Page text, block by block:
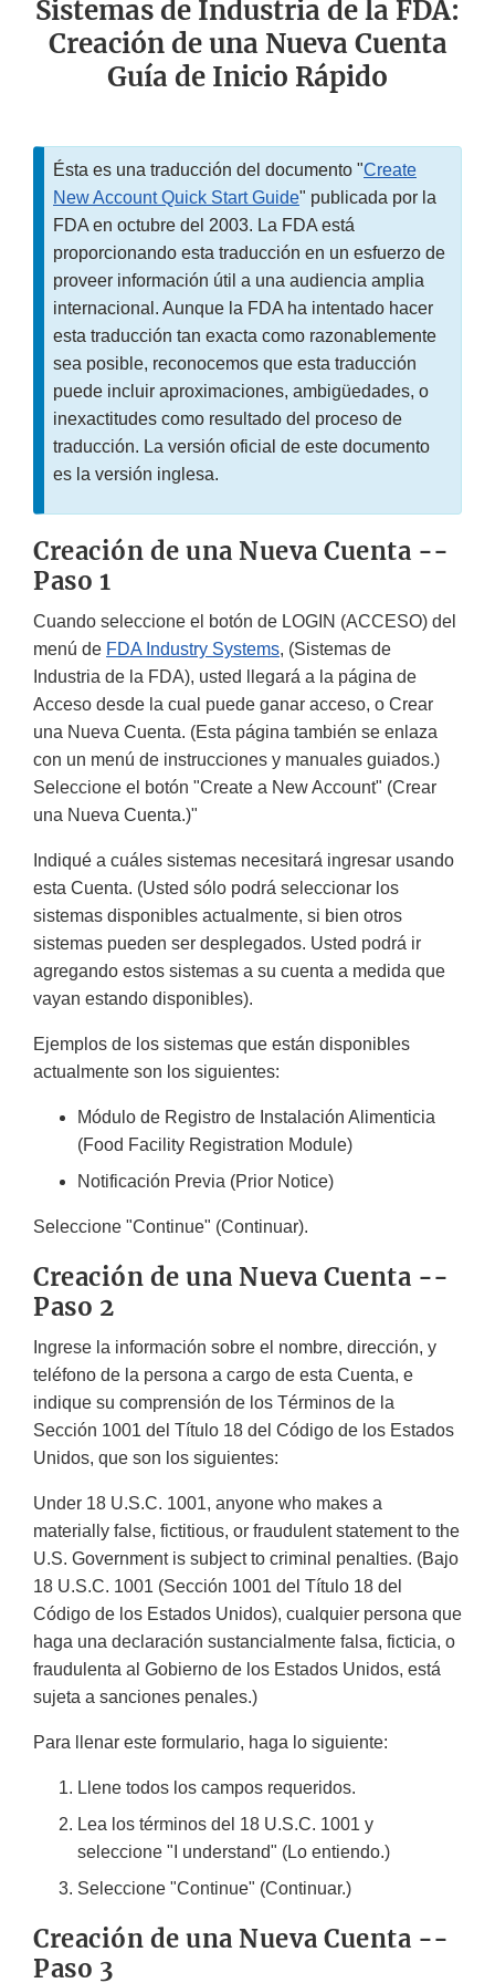
Sistemas de Industria de la FDA:
Creación de una Nueva Cuenta
Guía de Inicio Rápido
Ésta es una traducción del documento "Create
New Account Quick Start Guide" publicada por la
FDA en octubre del 2003. La FDA está
proporcionando esta traducción en un esfuerzo de
proveer información útil a una audiencia amplia
internacional. Aunque la FDA ha intentado hacer
esta traducción tan exacta como razonablemente
sea posible, reconocemos que esta traducción
puede incluir aproximaciones, ambigüedades, o
inexactitudes como resultado del proceso de
traducción. La versión oficial de este documento
es la versión inglesa.
Creación de una Nueva Cuenta --
Paso 1
Cuando seleccione el botón de LOGIN (ACCESO) del
menú de FDA Industry Systems, (Sistemas de
Industria de la FDA), usted llegará a la página de
Acceso desde la cual puede ganar acceso, o Crear
una Nueva Cuenta. (Esta página también se enlaza
con un menú de instrucciones y manuales guiados.)
Seleccione el botón "Create a New Account" (Crear
una Nueva Cuenta.)"
Indiqué a cuáles sistemas necesitará ingresar usando
esta Cuenta. (Usted sólo podrá seleccionar los
sistemas disponibles actualmente, si bien otros
sistemas pueden ser desplegados. Usted podrá ir
agregando estos sistemas a su cuenta a medida que
vayan estando disponibles).
Ejemplos de los sistemas que están disponibles
actualmente son los siguientes:
Módulo de Registro de Instalación Alimenticia
(Food Facility Registration Module)
Notificación Previa (Prior Notice)
Seleccione "Continue" (Continuar).
Creación de una Nueva Cuenta --
Paso 2
Ingrese la información sobre el nombre, dirección, y
teléfono de la persona a cargo de esta Cuenta, e
indique su comprensión de los Términos de la
Sección 1001 del Título 18 del Código de los Estados
Unidos, que son los siguientes:
Under 18 U.S.C. 1001, anyone who makes a
materially false, fictitious, or fraudulent statement to the
U.S. Government is subject to criminal penalties. (Bajo
18 U.S.C. 1001 (Sección 1001 del Título 18 del
Código de los Estados Unidos), cualquier persona que
haga una declaración sustancialmente falsa, ficticia, o
fraudulenta al Gobierno de los Estados Unidos, está
sujeta a sanciones penales.)
Para llenar este formulario, haga lo siguiente:
Llene todos los campos requeridos.
Lea los términos del 18 U.S.C. 1001 y
seleccione " I understand" (Lo entiendo.)
Seleccione "Continue" (Continuar.)
Creación de una Nueva Cuenta --
Paso 3